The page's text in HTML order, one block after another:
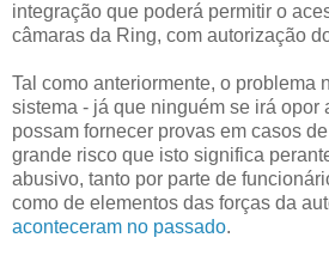
integração que poderá permitir o
câmaras da Ring, com autorização
Tal como anteriormente, o problema
sistema - já que ninguém se irá opor
possam fornecer provas em casos
grande risco que isto significa
abusivo, tanto por parte de
como de elementos das forças da
aconteceram no passado.